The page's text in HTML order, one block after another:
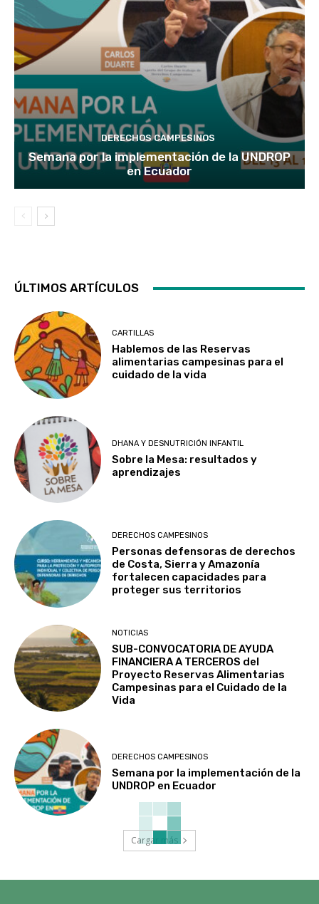
DERECHOS CAMPESINOS
Semana por la implementación de la UNDROP
en Ecuador
ÚLTIMOS ARTÍCULOS
CARTILLAS
Hablemos de las Reservas
alimentarias campesinas para el
cuidado de la vida
DHANA Y DESNUTRICIÓN INFANTIL
Sobre la Mesa: resultados y
aprendizajes
DERECHOS CAMPESINOS
Personas defensoras de derechos
de Costa, Sierra y Amazonía
fortalecen capacidades para
proteger sus territorios
NOTICIAS
SUB-CONVOCATORIA DE AYUDA
FINANCIERA A TERCEROS del
Proyecto Reservas Alimentarias
Campesinas para el Cuidado de la
Vida
DERECHOS CAMPESINOS
Semana por la implementación de la
UNDROP en Ecuador
Cargar más